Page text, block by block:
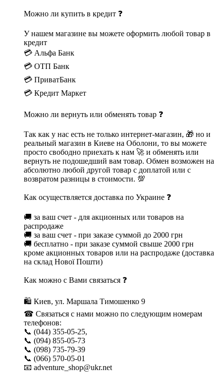
Можно ли купить в кредит ❓
У нашем магазине вы можете оформить любой товар в
кредит
💳 Альфа Банк
💳 ОТП Банк
💳 ПриватБанк
💳 Кредит Маркет
Можно ли вернуть или обменять товар ❓
Так как у нас есть не только интернет-магазин, 🎁 но и
реальный магазин в Киеве на Оболони, то вы можете
просто свободно приехать к нам 🚀 и обменять или
вернуть не подошедший вам товар. Обмен возможен на
абсолютно любой другой товар с доплатой или с
возвратом разницы в стоимости. 💯
Как осуществляется доставка по Украине ❓
🚚 за ваш счет - для акционных или товаров на
распродаже
🚚 за ваш счет - при заказе суммой до 2000 грн
🚚 бесплатно - при заказе суммой свыше 2000 грн
кроме акционных товаров или на распродаже (доставка
на склад Нової Пошти)
Как можно с Вами связаться ❓
🛍 Киев, ул. Маршала Тимошенко 9
☎ Связаться с нами можно по следующим номерам
телефонов:
📞 (044) 355-05-25,
📞 (094) 855-05-73
📞 (098) 735-79-39
📞 (066) 570-05-01
📧 adventure_shop@ukr.net